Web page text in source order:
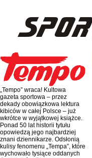
„Tempo” wraca! Kultowa
gazeta sportowa – przez
dekady obowiązkowa lektura
kibiców w całej Polsce – już
wkrótce w wyjątkowej książce.
Ponad 50 lat historii tytułu
opowiedzą jego najbardziej
znani dziennikarze. Odsłonią
kulisy fenomenu „Tempa”, które
wychowało tysiące oddanych